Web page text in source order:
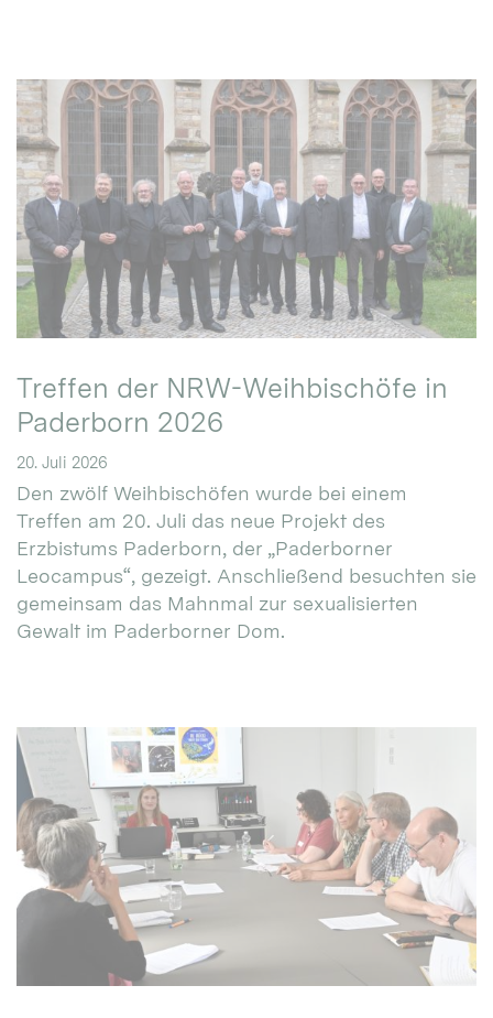
Treffen der NRW-Weihbischöfe in
Paderborn 2026
20. Juli 2026
Den zwölf Weihbischöfen wurde bei einem
Treffen am 20. Juli das neue Projekt des
Erzbistums Paderborn, der „Paderborner
Leocampus“, gezeigt. Anschließend besuchten sie
gemeinsam das Mahnmal zur sexualisierten
Gewalt im Paderborner Dom.